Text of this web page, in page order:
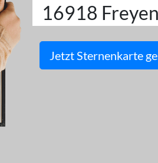
16918
Jetzt Sternenkarte